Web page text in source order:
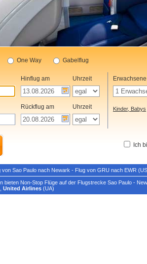
One Way Gabelflug
Hinflug am Uhrzeit
Rückflug am Uhrzeit
Erwachsene
Kinder, Babys
Ich
von Sao Paulo nach Newark - Flug von GRU nach EWR
bieten Non-Stop Flüge auf der Flugstrecke Sao Paulo -
United Airlines (UA)